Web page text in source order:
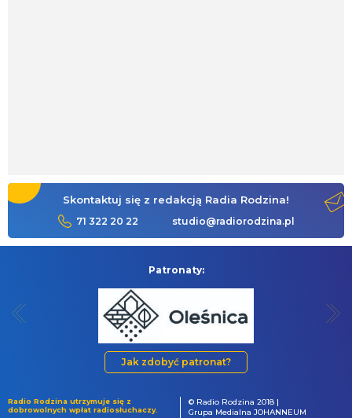
Skontaktuj się z redakcją Radia Rodzina!
71 322 20 22 studio@radiorodzina.pl
Patronaty:
Jak zdobyć patronat?
Radio Rodzina utrzymuje się z
dobrowolnych wpłat radiosłuchaczy.
© Radio Rodzina 2018 |
Grupa Medialna JOHANNEUM